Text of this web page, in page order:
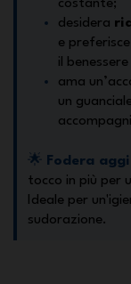
costante;
desidera
e
il
ama
un
🌟 Fodera
tocco in più per
Ideale per
sudorazione.